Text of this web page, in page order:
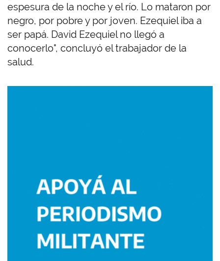
espesura de la noche y el río. Lo mataron por
negro, por pobre y por joven. Ezequiel iba a
ser papá. David Ezequiel no llegó a
conocerlo", concluyó el trabajador de la
salud.